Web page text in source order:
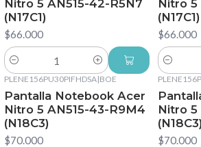
Nitro 5 AN515-42-R5N7
(N17C1)
$66.000
Cantidad
Nitro 5
(N17C1)
$66.000
Cantidad
PLENE156PU30PIFHDSA|BOE
Pantalla Notebook Acer
Nitro 5 AN515-43-R9M4
(N18C3)
$70.000
Nitro 5
$70.000